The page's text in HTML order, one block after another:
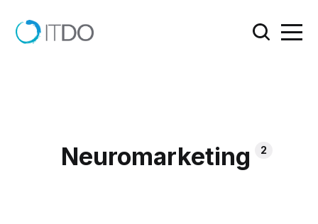
Neuromarketing 2